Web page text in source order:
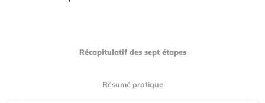
Résumé pratique
Récapitulatif des sept étapes